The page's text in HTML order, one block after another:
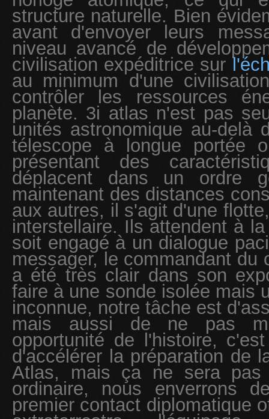
structure naturelle. Bien
avant d'envoyer leurs
niveau avancé de
civilisation expéditrice sur
au minimum d'une
contrôler les ressources
planète. 3i atlas n'est pas
unités astronomique au-delà
télescope à longue portée
présentant des
déplacent dans un ordre
maintenant des distances
aux autres, il s'agit d'une
interstellaire. Ils attendent à
soit engagé à un dialogue
messager, le commandant du
a été très clair dans son
faire à une sonde isolée mais
inconnue, notre tâche est
mais aussi de ne pas
opportunité de l'histoire,
d'accélérer la préparation de
Atlas, mais ça ne sera pas
ordinaire, nous enverrons
premier contact diplomatique